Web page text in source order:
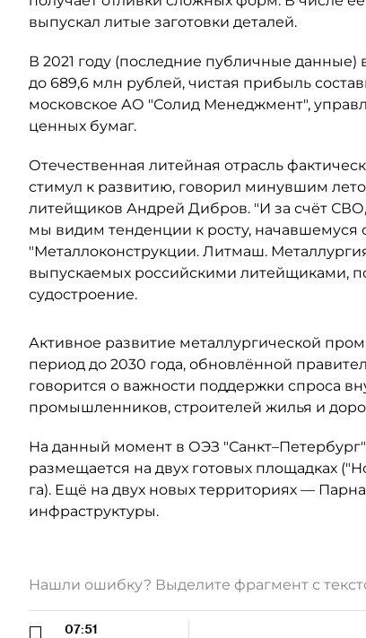
выпускал литые заготовки деталей.
В 2021 году (последние публичные данные)
до 689,6 млн рублей, чистая прибыль
московское АО "Солид Менеджмент",
ценных бумаг.
Отечественная литейная отрасль
стимул к развитию, говорил минувшим
литейщиков Андрей Дибров. "И за счёт
мы видим тенденции к росту, начавшемуся
"Металлоконструкции. Литмаш.
выпускаемых российскими литейщиками,
судостроение.
Активное развитие металлургической
период до 2030 года, обновлённой
говорится о важности поддержки спроса
промышленников, строителей жилья и
На данный момент в ОЭЗ
размещается на двух готовых площадках
га). Ещё на двух новых территориях —
инфраструктуры.
Нашли ошибку? Выделите фрагмент с
07:51